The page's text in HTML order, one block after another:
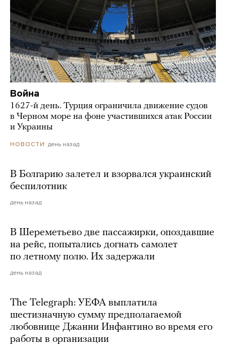
Война
1627-й день. Турция ограничила движение судов
в Черном море на фоне участившихся атак России
и Украины
НОВОСТИ день назад
В Болгарию залетел и взорвался украинский
беспилотник
день назад
В Шереметьево две пассажирки, опоздавшие
на рейс, попытались догнать самолет
по летному полю. Их задержали
день назад
The Telegraph: УЕФА выплатила
шестизначную сумму предполагаемой
любовнице Джанни Инфантино во время его
работы в организации